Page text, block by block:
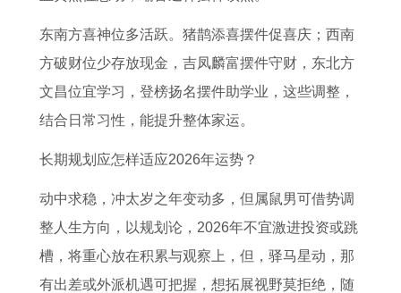
东南方喜神位多活跃。猪鹊添喜摆件促喜庆；西南
方破财位少存放现金，吉凤麟富摆件守财，东北方
文昌位宜学习，登榜扬名摆件助学业，这些调整，
结合日常习性，能提升整体家运。
长期规划应怎样适应2026年运势？
动中求稳，冲太岁之年变动多，但属鼠男可借势调
整人生方向，以规划论，2026年不宜激进投资或跳
槽，将重心放在积累与观察上，但，驿马星动，那
有出差或外派机遇可把握，想拓展视野莫拒绝，随